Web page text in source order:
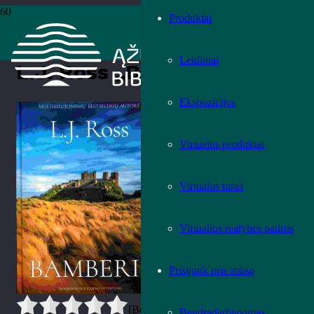
Produktai
Leidiniai
Ekspozicijos
Virtualūs produktai
Virtualus turas
Virtualios realybės patirtis
Prisijunk prie mūsų
Grožinė literatūra›
„Bamberis“
L.J. Ross „Bamberis“
Įvertink knygą!
[Bendrai: Vidurkis:0]